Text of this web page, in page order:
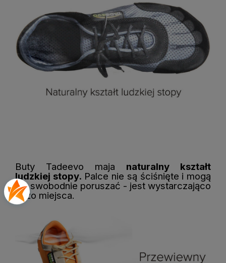
Buty Tadeevo maja naturalny kształt
ludzkiej stopy. Palce nie są ściśnięte i mogą
się swobodnie poruszać - jest wystarczająco
dużo miejsca.